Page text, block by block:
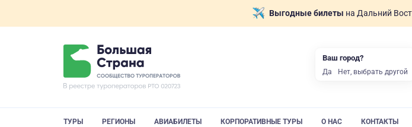
Выгодные билеты на Дальний
ТУРЫ РЕГИОНЫ АВИАБИЛЕТЫ КОРПОРАТИВНЫЕ ТУРЫ О НАС КОНТАКТЫ
Ваш город?
Да Нет, выбрать другой